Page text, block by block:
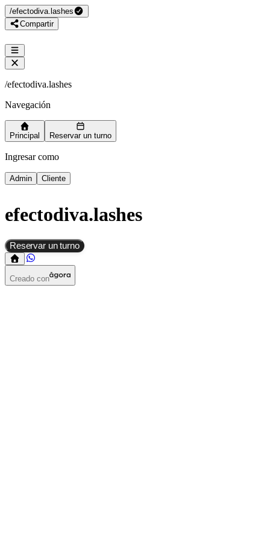
/efectodiva.lashes
Compartir
/efectodiva.lashes
Navegación
Principal Reservar un turno
Ingresar como
Admin Cliente
efectodiva.lashes
Reservar un turno
Creado con